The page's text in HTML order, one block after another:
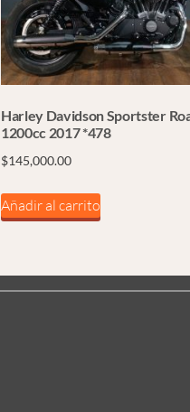
Harley Davidson Sportster
1200cc 2017 *478
$145,000.00
Añadir al carrito